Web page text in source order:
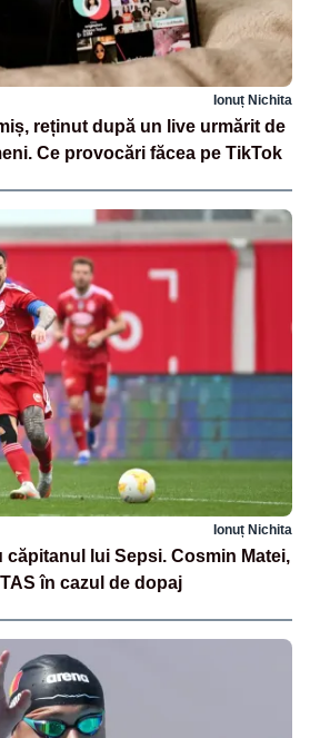
Ionuț Nichita
reținut după un live urmărit de
Ce provocări făcea pe TikTok
Ionuț Nichita
căpitanul lui Sepsi. Cosmin Matei,
în cazul de dopaj